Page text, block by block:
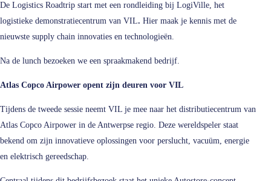
De Logistics Roadtrip start met een rondleiding bij LogiVille, het
logistieke demonstratiecentrum van VIL. Hier maak je kennis met de
nieuwste supply chain innovaties en technologieën.
Na de lunch bezoeken we een spraakmakend bedrijf.
Atlas Copco Airpower opent zijn deuren voor VIL
Tijdens de tweede sessie neemt VIL je mee naar het distributiecentrum van
Atlas Copco Airpower in de Antwerpse regio. Deze wereldspeler staat
bekend om zijn innovatieve oplossingen voor perslucht, vacuüm, energie
en elektrisch gereedschap.